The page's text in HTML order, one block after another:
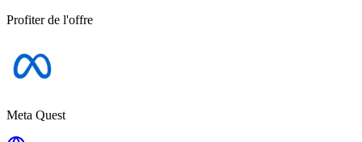
Profiter de l'offre
Meta Quest